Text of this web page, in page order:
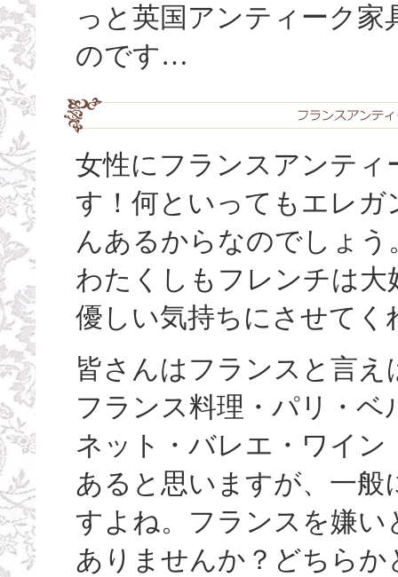
っと英国アンティーク
のです…
女性にフランスアンテ
す！何といってもエレ
んあるからなのでしょう
わたくしもフレンチは
優しい気持ちにさせて
皆さんはフランスと言
フランス料理・パリ・
ネット・バレエ・ワイ
あると思いますが、一
すよね。フランスを嫌
ありませんか？どちら